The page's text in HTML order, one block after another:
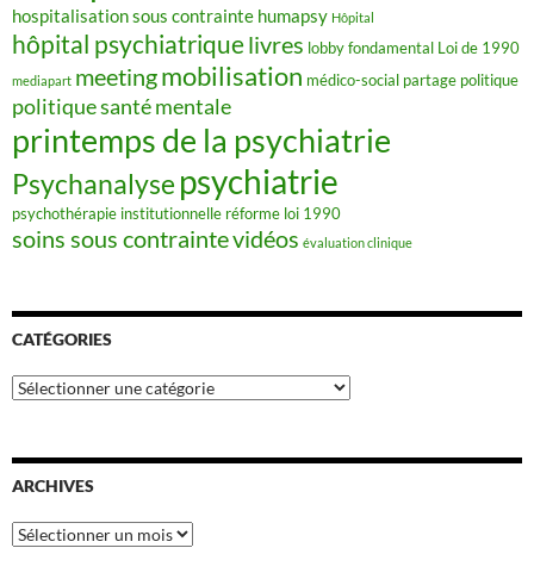
hospitalisation sous contrainte humapsy Hôpital
hôpital psychiatriquelivres lobby fondamental Loi de 1990
mediapart meetingmobilisation médico-social partage politique
politique santé mentale
printemps de la psychiatrie
Psychanalyse psychiatrie
psychothérapie institutionnelle réforme loi 1990
soins sous contraintevidéos évaluation clinique
CATÉGORIES
Catégories
ARCHIVES
Archives